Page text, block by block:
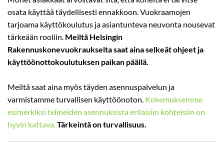
osata käyttää täydellisesti ennakkoon. Vuokraamojen
tarjoama käyttökoulutus ja asiantunteva neuvonta nousevat
tärkeään rooliin. Meiltä Helsingin
Rakennuskonevuokraukselta saat aina selkeät ohjeet ja
käyttöönottokoulutuksen paikan päällä.
Meiltä saat aina myös täyden asennuspalvelun ja
varmistamme turvallisen käyttöönoton. Kokemuksemme
esimerkiksi telineiden asennuksista erilaisiin kohteisiin on
hyvin kattava.Tärkeintä on turvallisuus.